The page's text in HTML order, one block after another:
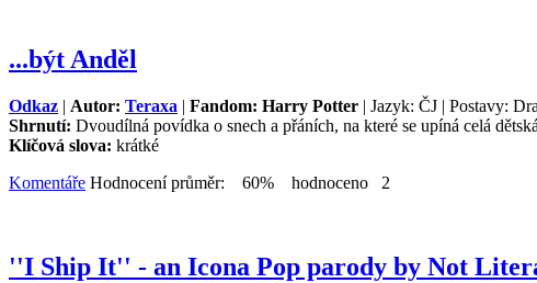
...být Anděl
Odkaz | Autor: Teraxa | Fandom: Harry Potter | Jazyk: ČJ | Postavy:
Shrnutí: Dvoudílná povídka o snech a přáních, na které se upíná celá
Klíčová slova: krátké
Komentáře Hodnocení průměr: 60% hodnoceno 2
''I Ship It'' - an Icona Pop parody by Not